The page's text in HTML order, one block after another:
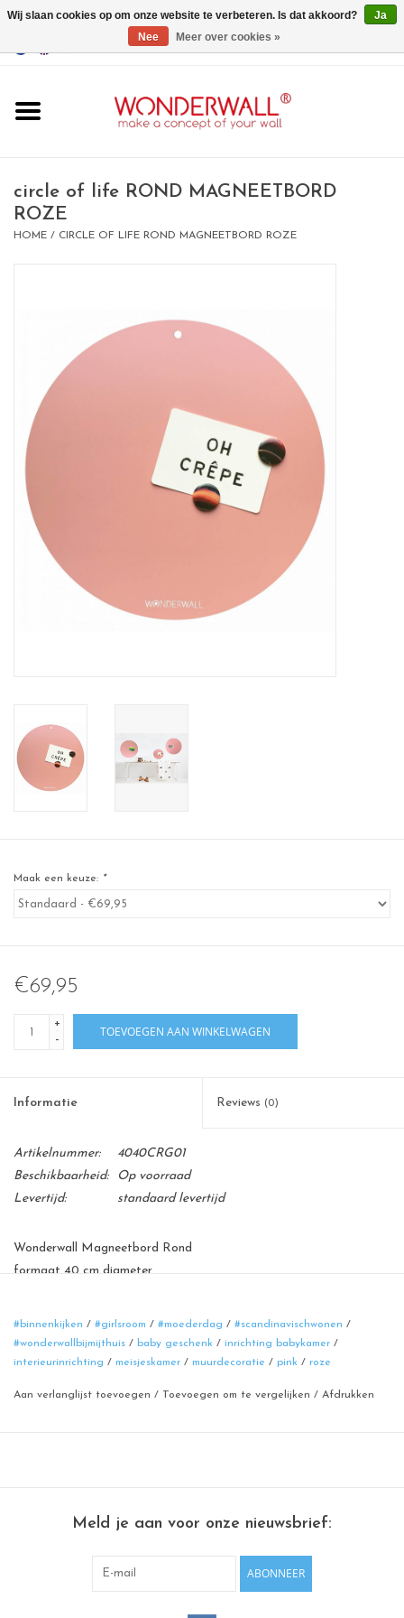
GBP/USD
magneetborden
whiteboards
Ontwerp op maat
BIG SALE , GRAB YOUR
CHANCE
Wandplanken / Shelves
Rechthoekige , vierkante, ronde
magneetborden
circle of life ROND MAGNEETBORD
ROZE
HOME / CIRCLE OF LIFE ROND MAGNEETBORD ROZE
Maak een keuze: *
€69,95
+
-
TOEVOEGEN AAN WINKELWAGEN
Informatie Reviews (0)
Artikelnummer:
4040CRG01
Beschikbaarheid:
Op voorraad
Levertijd:
standaard levertijd
Wonderwall Magneetbord Rond
formaat 40 cm diameter
kleur: roze
100% made in Belgium
#binnenkijken / #girlsroom / #moederdag / #scandinavischwonen /
#wonderwallbijmijthuis / baby geschenk / inrichting babykamer /
interieurinrichting / meisjeskamer / muurdecoratie / pink / roze
Aan verlanglijst toevoegen / Toevoegen om te vergelijken / Afdrukken
Meld je aan voor onze nieuwsbrief:
ABONNEER
Wij slaan cookies op om onze website te verbeteren. Is dat akkoord?
Ja
Nee
Meer over cookies »